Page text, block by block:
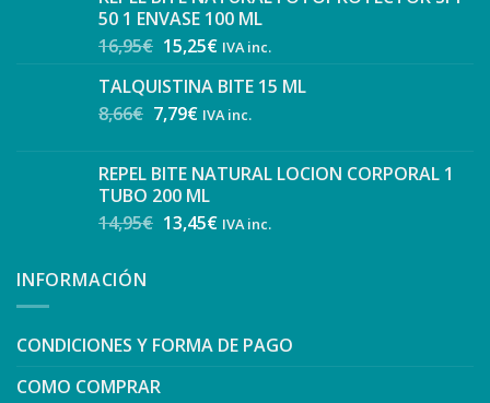
50 1 ENVASE 100 ML
16,95€ 15,25€ IVA inc.
TALQUISTINA BITE 15 ML
8,66€ 7,79€ IVA inc.
REPEL BITE NATURAL LOCION CORPORAL 1
TUBO 200 ML
14,95€ 13,45€ IVA inc.
INFORMACIÓN
CONDICIONES Y FORMA DE PAGO
COMO COMPRAR